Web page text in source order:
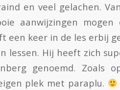
en veel gelachen.
aanwijzingen mogen
keer in de les erbij
lessen. Hij heeft zich
genoemd. Zoals
plek met paraplu.